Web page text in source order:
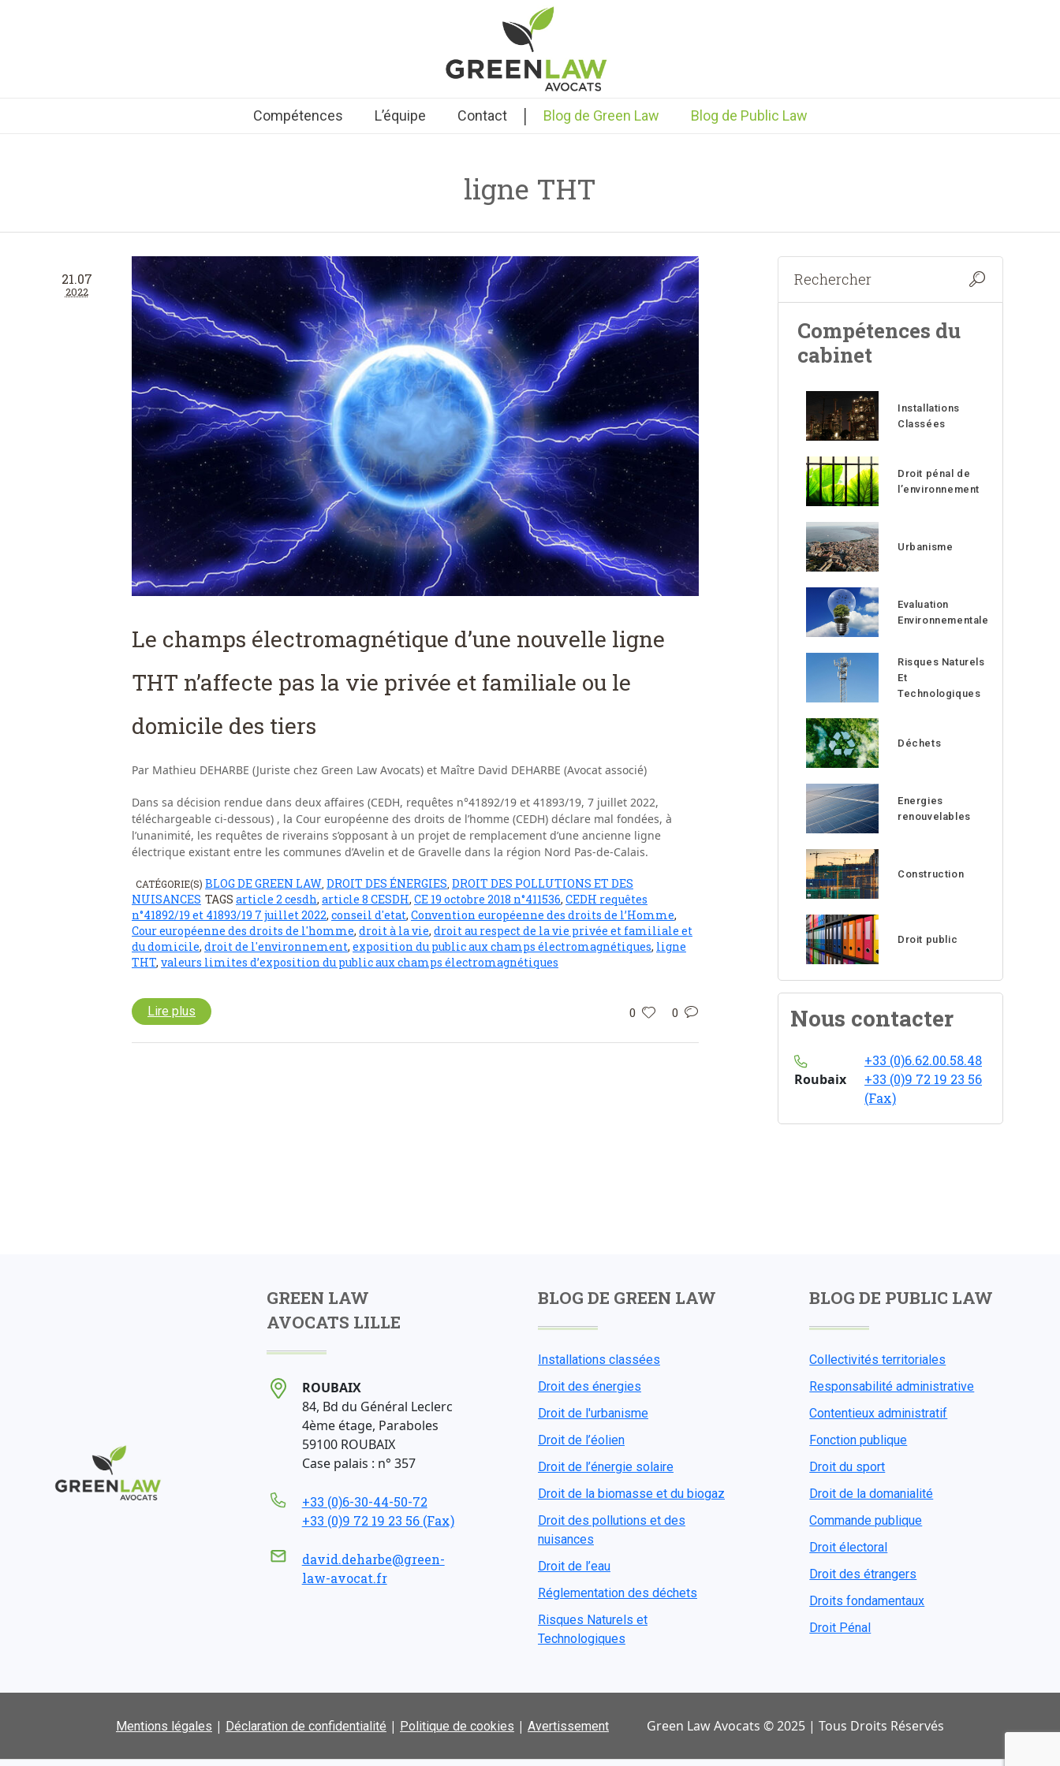
Compétences L’équipe Contact | Blog de Green Law Blog de Public Law
ligne THT
21.07
2022
Le champs électromagnétique d’une nouvelle ligne
THT n’affecte pas la vie privée et familiale ou le
domicile des tiers
Par Mathieu DEHARBE (Juriste chez Green Law Avocats) et Maître David DEHARBE (Avocat associé)
Dans sa décision rendue dans deux affaires (CEDH, requêtes n°41892/19 et 41893/19, 7 juillet 2022,
téléchargeable ci-dessous) , la Cour européenne des droits de l’homme (CEDH) déclare mal fondées, à
l’unanimité, les requêtes de riverains s’opposant à un projet de remplacement d’une ancienne ligne
électrique existant entre les communes d’Avelin et de Gravelle dans la région Nord Pas-de-Calais.
CATÉGORIE(S) BLOG DE GREEN LAW DROIT DES ÉNERGIES DROIT DES POLLUTIONS ET DES
NUISANCES TAGS article 2 cesdh, article 8 CESDH, CE 19 octobre 2018 n°411536, CEDH requêtes
n°41892/19 et 41893/19 7 juillet 2022, conseil d'etat, Convention européenne des droits de l’Homme,
Cour européenne des droits de l'homme, droit à la vie, droit au respect de la vie privée et familiale et
du domicile, droit de l'environnement, exposition du public aux champs électromagnétiques, ligne
THT, valeurs limites d’exposition du public aux champs électromagnétiques
0 0
Lire plus
Compétences du
cabinet
Installations
Classées
Droit pénal de
l’environnement
Urbanisme
Evaluation
Environnementale
Risques Naturels
Et
Technologiques
Déchets
Energies
renouvelables
Construction
Droit public
Nous contacter
Roubaix
+33 (0)6.62.00.58.48
+33 (0)9 72 19 23 56
(Fax)
GREEN LAW
AVOCATS LILLE
ROUBAIX
84, Bd du Général Leclerc
4ème étage, Paraboles
59100 ROUBAIX
Case palais : n° 357
+33 (0)6-30-44-50-72
+33 (0)9 72 19 23 56 (Fax)
david.deharbe@green-
law-avocat.fr
BLOG DE GREEN LAW
Installations classées
Droit des énergies
Droit de l'urbanisme
Droit de l’éolien
Droit de l’énergie solaire
Droit de la biomasse et du biogaz
Droit des pollutions et des
nuisances
Droit de l’eau
Réglementation des déchets
Risques Naturels et
Technologiques
BLOG DE PUBLIC LAW
Collectivités territoriales
Responsabilité administrative
Contentieux administratif
Fonction publique
Droit du sport
Droit de la domanialité
Commande publique
Droit électoral
Droit des étrangers
Droits fondamentaux
Droit Pénal
Mentions légales | Déclaration de confidentialité | Politique de cookies | Avertissement Green Law Avocats © 2025 | Tous Droits Réservés